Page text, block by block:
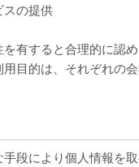
スの提供
有すると合理的に認
目的は、それぞれの
段により個人情報を取